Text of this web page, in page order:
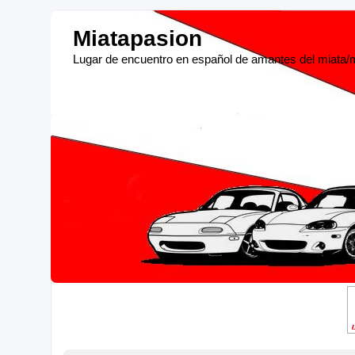
Miatapasion
Lugar de encuentro en español de amantes del miata/